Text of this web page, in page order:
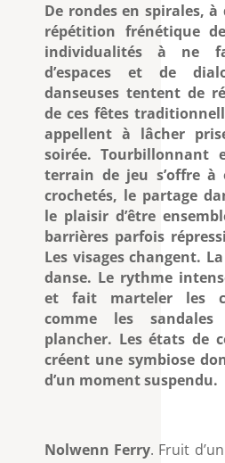
De rondes en spirales,
répétition frénétique
individualités à ne
d’espaces et de
danseuses tentent de
de ces fêtes
appellent à lâcher
soirée. Tourbillonnant
terrain de jeu s’offre à
crochetés, le partage
le plaisir d’être
barrières parfois
Les visages changent.
danse. Le rythme
et fait marteler les
comme les
plancher. Les états de
créent une symbiose
d’un moment suspendu.
Nolwenn Ferry. Fruit